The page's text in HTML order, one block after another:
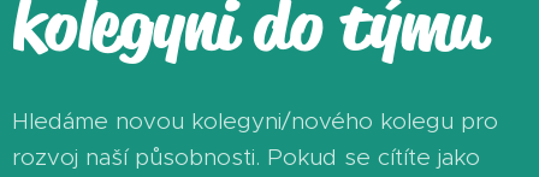
kolegyni do týmu
Hledáme novou kolegyni/nového kolegu pro
rozvoj naší působnosti. Pokud se cítíte jako